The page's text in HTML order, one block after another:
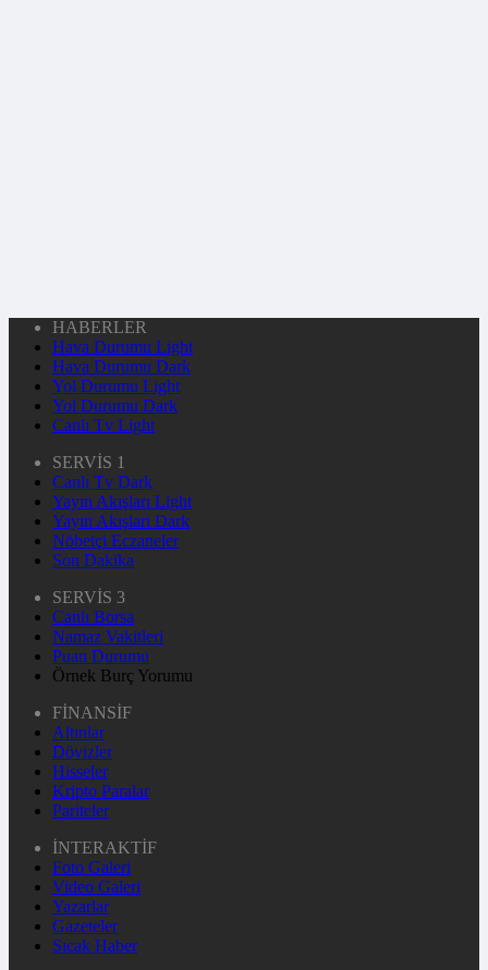
HABERLER
Hava Durumu Light
Hava Durumu Dark
Yol Durumu Light
Yol Durumu Dark
Canlı Tv Light
SERVİS 1
Canlı Tv Dark
Yayın Akışları Light
Yayın Akışları Dark
Nöbetçi Eczaneler
Son Dakika
SERVİS 3
Canlı Borsa
Namaz Vakitleri
Puan Durumu
Örnek Burç Yorumu
FİNANSİF
Altınlar
Dövizler
Hisseler
Kripto Paralar
Pariteler
İNTERAKTİF
Foto Galeri
Video Galeri
Yazarlar
Gazeteler
Sıcak Haber